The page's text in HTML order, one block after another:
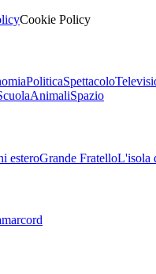
Cookie Policy
PoliticaSpettacolo
AnimaliSpazio
esteroGrande FratelloL'isola